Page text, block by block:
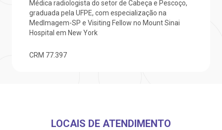
Saiba mais
Endereço:
Clínica Medicina da Mulher
a BPCirurgia
Médica radiologista do setor de Cabeça e Pescoço,
graduada pela UFPE, com especialização na
MedImagem-SP e Visiting Fellow no Mount Sinai
Hospital em New York
CRM 77.397
LOCAIS DE ATENDIMENTO